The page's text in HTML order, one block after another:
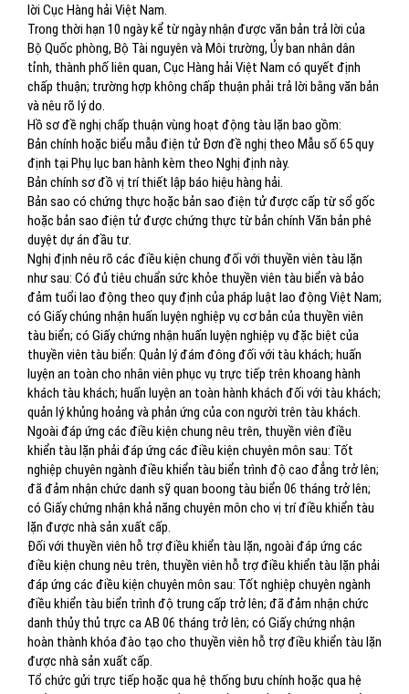
lời Cục Hàng hải Việt Nam.
Trong thời hạn 10 ngày kể từ ngày nhận được văn bản trả lời của
Bộ Quốc phòng, Bộ Tài nguyên và Môi trường, Ủy ban nhân dân
tỉnh, thành phố liên quan, Cục Hàng hải Việt Nam có quyết định
chấp thuận; trường hợp không chấp thuận phải trả lời bằng văn bản
và nêu rõ lý do.
Hồ sơ đề nghị chấp thuận vùng hoạt động tàu lặn bao gồm:
Bản chính hoặc biểu mẫu điện tử Đơn đề nghị theo Mẫu số 65 quy
định tại Phụ lục ban hành kèm theo Nghị định này.
Bản chính sơ đồ vị trí thiết lập báo hiệu hàng hải.
Bản sao có chứng thực hoặc bản sao điện tử được cấp từ sổ gốc
hoặc bản sao điện tử được chứng thực từ bản chính Văn bản phê
duyệt dự án đầu tư.
Nghị định nêu rõ các điều kiện chung đối với thuyền viên tàu lặn
như sau: Có đủ tiêu chuẩn sức khỏe thuyền viên tàu biển và bảo
đảm tuổi lao động theo quy định của pháp luật lao động Việt Nam;
có Giấy chúng nhận huấn luyện nghiệp vụ cơ bản của thuyền viên
tàu biển; có Giấy chứng nhận huấn luyện nghiệp vụ đặc biệt của
thuyền viên tàu biển: Quản lý đám đông đối với tàu khách; huấn
luyện an toàn cho nhân viên phục vụ trực tiếp trên khoang hành
khách tàu khách; huấn luyện an toàn hành khách đối với tàu khách;
quản lý khủng hoảng và phản ứng của con người trên tàu khách.
Ngoài đáp ứng các điều kiện chung nêu trên, thuyền viên điều
khiển tàu lặn phải đáp ứng các điều kiện chuyên môn sau: Tốt
nghiệp chuyên ngành điều khiển tàu biển trình độ cao đẳng trở lên;
đã đảm nhận chức danh sỹ quan boong tàu biển 06 tháng trở lên;
có Giấy chứng nhận khả năng chuyên môn cho vị trí điều khiển tàu
lặn được nhà sản xuất cấp.
Đối với thuyền viên hỗ trợ điều khiển tàu lặn, ngoài đáp ứng các
điều kiện chung nêu trên, thuyền viên hỗ trợ điều khiển tàu lặn phải
đáp ứng các điều kiện chuyên môn sau: Tốt nghiệp chuyên ngành
điều khiển tàu biển trình độ trung cấp trở lên; đã đảm nhận chức
danh thủy thủ trực ca AB 06 tháng trở lên; có Giấy chứng nhận
hoàn thành khóa đào tạo cho thuyền viên hỗ trợ điều khiển tàu lặn
được nhà sản xuất cấp.
Tổ chức gửi trực tiếp hoặc qua hệ thống bưu chính hoặc qua hệ